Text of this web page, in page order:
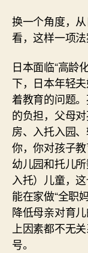
换一个角度，
看，这样一项
日本面临“高龄
下，日本年轻
着教育的问题
的负担，父母
房、入托入园
你，你对孩子
幼儿园和托儿
入托）儿童，
能在家做“全职
降低母亲对育
上因素都不无
号。